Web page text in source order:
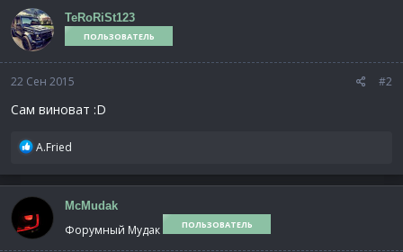
TeRoRiSt123
ПОЛЬЗОВАТЕЛЬ
22 Сен 2015 #2
Сам виноват :D
Р
а
к
ц
и
и
A.Fried
McMudak
Форумный Мудак ПОЛЬЗОВАТЕЛЬ